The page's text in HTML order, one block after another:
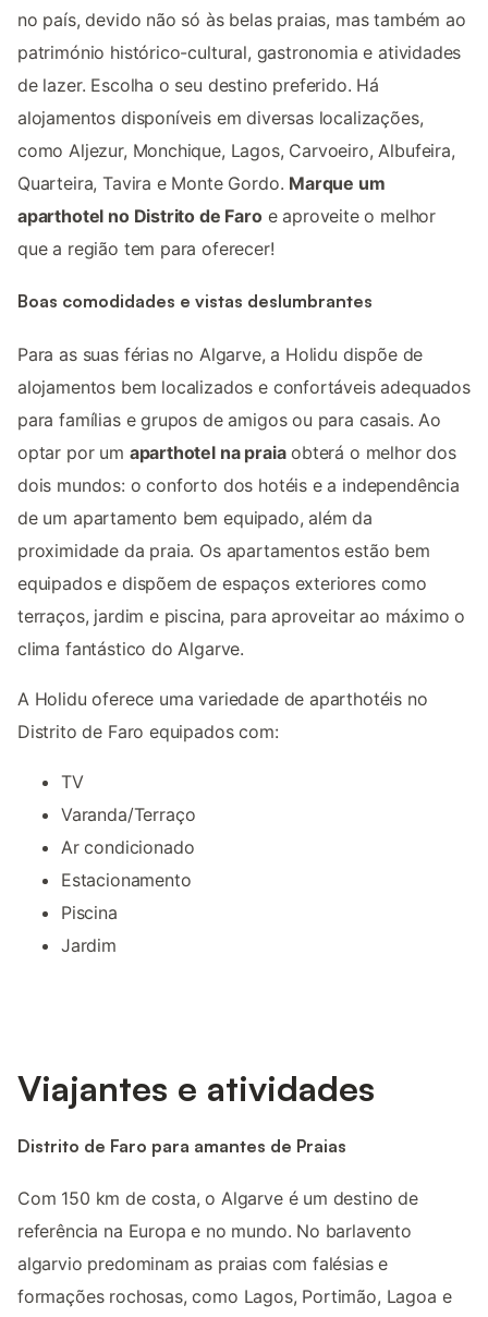
no país, devido não só às belas praias, mas também ao
património histórico-cultural, gastronomia e atividades
de lazer. Escolha o seu destino preferido. Há
alojamentos disponíveis em diversas localizações,
como Aljezur, Monchique, Lagos, Carvoeiro, Albufeira,
Quarteira, Tavira e Monte Gordo. Marque um
aparthotel no Distrito de Faroe aproveite o melhor
que a região tem para oferecer!
Boas comodidades e vistas deslumbrantes
Para as suas férias no Algarve, a Holidu dispõe de
alojamentos bem localizados e confortáveis adequados
para famílias e grupos de amigos ou para casais. Ao
optar por um aparthotel na praiaobterá o melhor dos
dois mundos: o conforto dos hotéis e a independência
de um apartamento bem equipado, além da
proximidade da praia. Os apartamentos estão bem
equipados e dispõem de espaços exteriores como
terraços, jardim e piscina, para aproveitar ao máximo o
clima fantástico do Algarve.
A Holidu oferece uma variedade de aparthotéis no
Distrito de Faro equipados com:
TV
Varanda/Terraço
Ar condicionado
Estacionamento
Piscina
Jardim
Viajantes e atividades
Distrito de Faro para amantes de Praias
Com 150 km de costa, o Algarve é um destino de
referência na Europa e no mundo. No barlavento
algarvio predominam as praias com falésias e
formações rochosas, como Lagos, Portimão, Lagoa e